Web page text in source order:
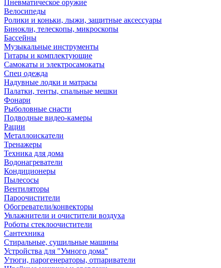
Пневматическое оружие
Велосипеды
Ролики и коньки, лыжи, защитные аксессуары
Бинокли, телескопы, микроскопы
Бассейны
Музыкальные инструменты
Гитары и комплектующие
Самокаты и электросамокаты
Спец одежда
Надувные лодки и матрасы
Палатки, тенты, спальные мешки
Фонари
Рыболовные снасти
Подводные видео-камеры
Рации
Металлоискатели
Тренажеры
Техника для дома
Водонагреватели
Кондиционеры
Пылесосы
Вентиляторы
Пароочистители
Обогреватели/конвекторы
Увлажнители и очистители воздуха
Роботы стеклоочистители
Сантехника
Стиральные, сушильные машины
Устройства для "Умного дома"
Утюги, парогенераторы, отпариватели